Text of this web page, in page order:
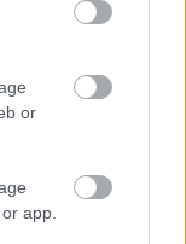
or
app.
a Duna